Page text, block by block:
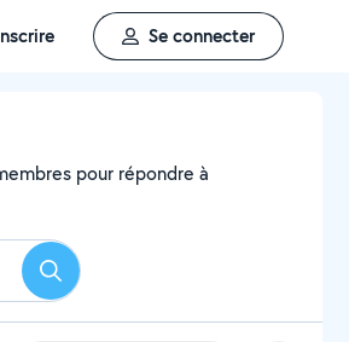
Se connecter
pour répondre à
Rechercher